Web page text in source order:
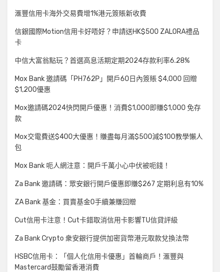
滙豐信用卡海外交易費增1%港元簽賬新收費
信銀國際Motion信用卡好唔好？申請送HK$500 ZALORA禮品
卡
中信大富翁點玩？首選高息活期定期2024存款利率6.28%
Mox Bank 邀請碼「PH762P」開戶60日內簽賬 $4,000 回贈
$1,200優惠
Mox邀請碼2024快閃開戶優惠！消費$1,000即賺$1,000 免存
款
Mox交電費送$400大優惠！賺盡每月滿$500減$100教學懶人
包
Mox Bank 呃人網注意：開戶千萬小心中伏被呃錢！
Za Bank 邀請碼：眾安銀行開戶優惠即賺$267 定期利息有10%
ZA Bank 基金：買賣基金0手續兼賺回贈
Cut信用卡注意！Cut卡錯取消信用卡影響TU信貸評級
Za Bank Crypto 衆安銀行提供加密貨幣港元取款兌換法幣
HSBC信用卡：「個人化信用卡優惠」首輪商戶！滙豐與
Mastercard鼓勵留香港消費